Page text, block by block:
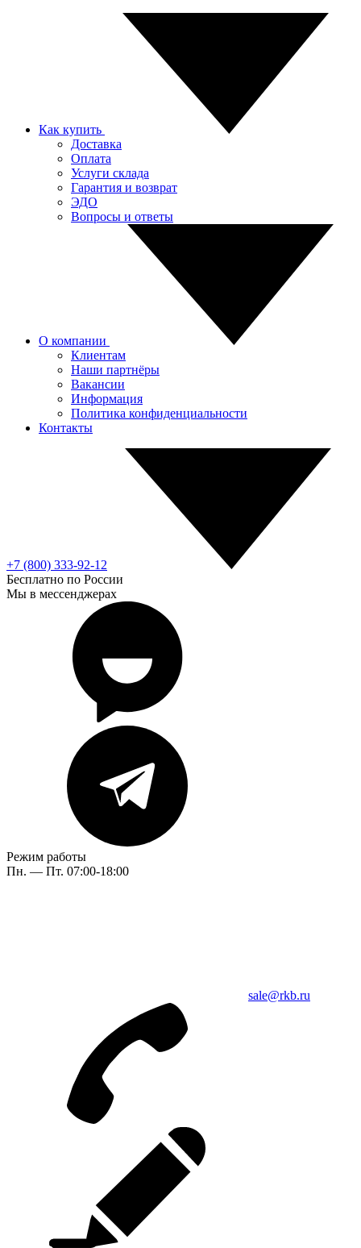
Как купить
Доставка
Оплата
Услуги склада
Гарантия и возврат
ЭДО
Вопросы и ответы
О компании
Клиентам
Наши партнёры
Вакансии
Информация
Политика конфиденциальности
Контакты
+7 (800) 333-92-12
Бесплатно по России
Мы в мессенджерах
Режим работы
Пн. — Пт. 07:00-18:00
sale@rkb.ru